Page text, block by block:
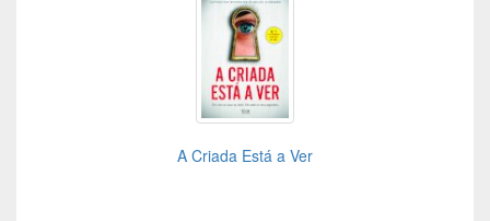
A Criada Está a Ver